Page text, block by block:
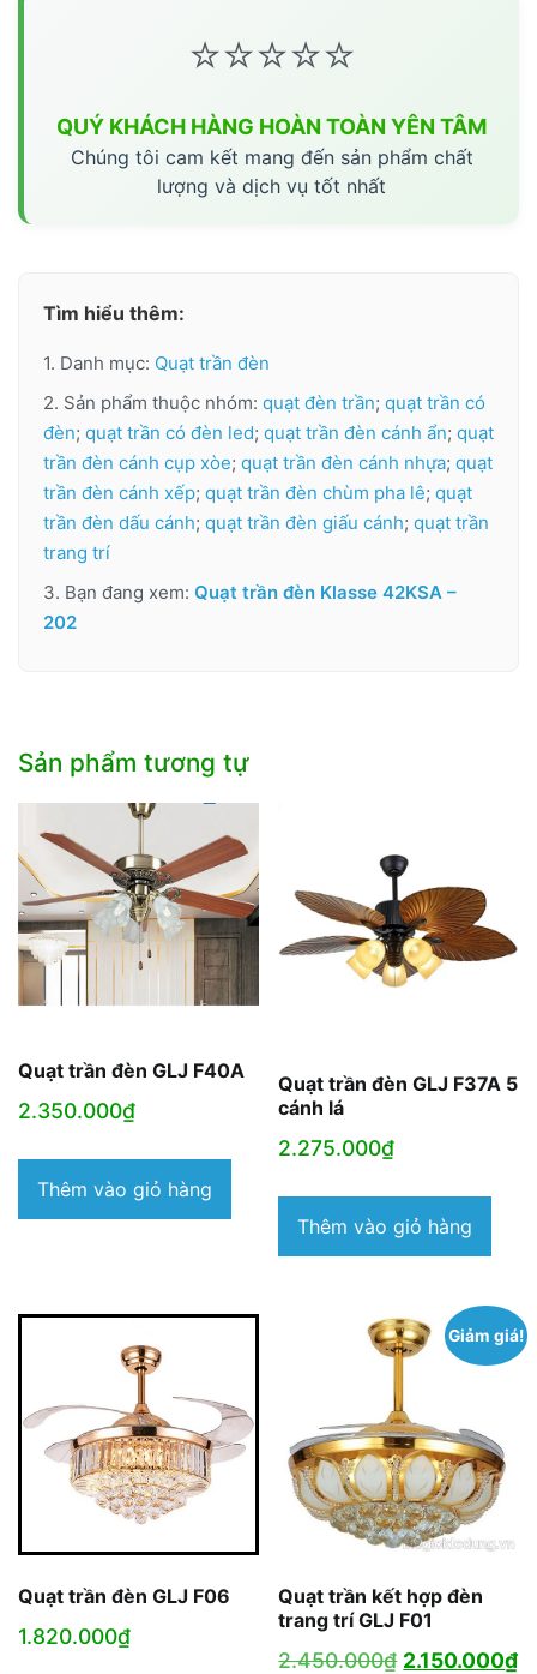
⭐⭐⭐⭐⭐
QUÝ KHÁCH HÀNG HOÀN TOÀN YÊN TÂM
Chúng tôi cam kết mang đến sản phẩm chất
lượng và dịch vụ tốt nhất
Tìm hiểu thêm:
1. Danh mục: Quạt trần đèn
2. Sản phẩm thuộc nhóm: quạt đèn trần; quạt trần có
đèn; quạt trần có đèn led; quạt trần đèn cánh ẩn; quạt
trần đèn cánh cụp xòe; quạt trần đèn cánh nhựa; quạt
trần đèn cánh xếp; quạt trần đèn chùm pha lê; quạt
trần đèn dấu cánh; quạt trần đèn giấu cánh; quạt trần
trang trí
3. Bạn đang xem: Quạt trần đèn Klasse 42KSA –
202
Sản phẩm tương tự
Quạt trần đèn GLJ F40A
2.350.000₫
Thêm vào giỏ hàng
Quạt trần đèn GLJ F37A 5
cánh lá
2.275.000₫
Thêm vào giỏ hàng
Quạt trần đèn GLJ F06
1.820.000₫
Giảm giá!
Quạt trần kết hợp đèn
trang trí GLJ F01
2.450.000₫ Giá
2.150.000₫